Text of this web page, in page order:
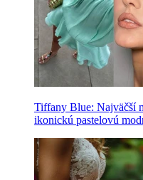
Tiffany Blue: Najväčší
ikonickú pastelovú